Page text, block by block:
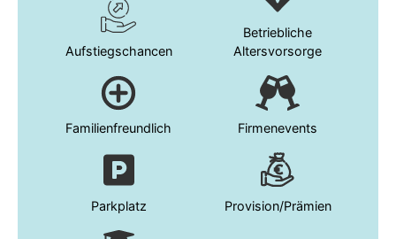
Aufstiegschancen
Betriebliche
Altersvorsorge
Familienfreundlich Firmenevents
Parkplatz Provision/Prämien